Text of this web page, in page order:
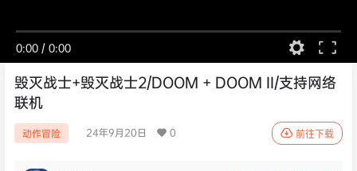
0:00 / 0:00
毁灭战士+毁灭战士2/DOOM + DOOM II/支持网络
联机
动作冒险 24年9月20日 0 前往下载